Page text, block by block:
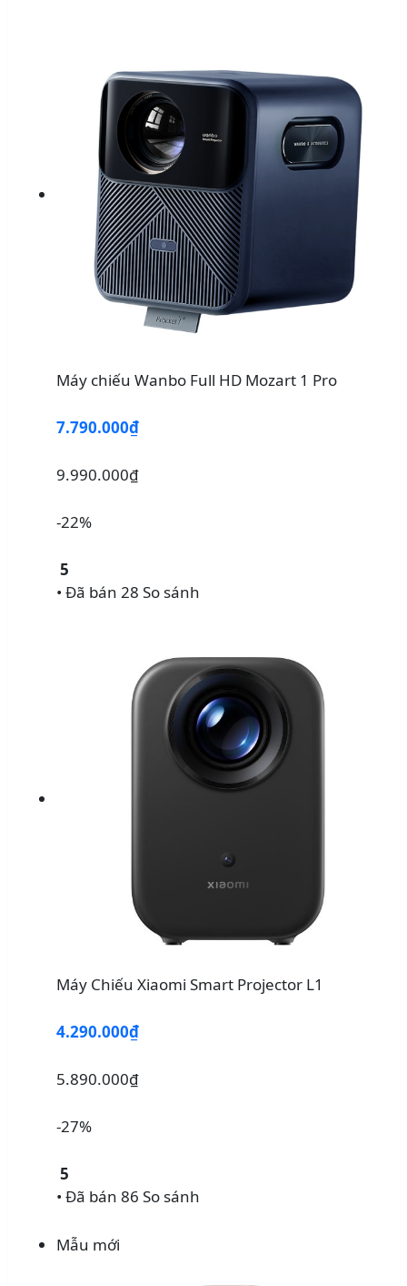
Máy chiếu Wanbo Full HD Mozart 1 Pro
7.790.000₫
9.990.000₫
-22%
5
• Đã bán 28 So sánh
Máy Chiếu Xiaomi Smart Projector L1
4.290.000₫
5.890.000₫
-27%
5
• Đã bán 86 So sánh
Mẫu mới